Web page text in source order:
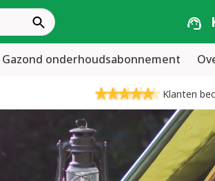
Gazond onderhoudsabonnement
Klanten